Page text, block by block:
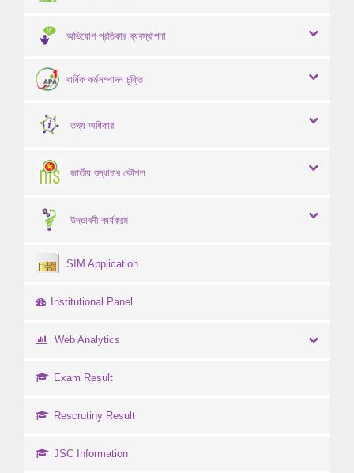
অভিযোগ প্রতিকার ব্যবস্থাপনা
বার্ষিক কর্মসম্পাদন চুক্তি
তথ্য অধিকার
জাতীয় শুদ্ধাচার কৌশল
উদ্ভাবনী কার্যক্রম
SIM Application
Institutional Panel
Web Analytics
Exam Result
Rescrutiny Result
JSC Information